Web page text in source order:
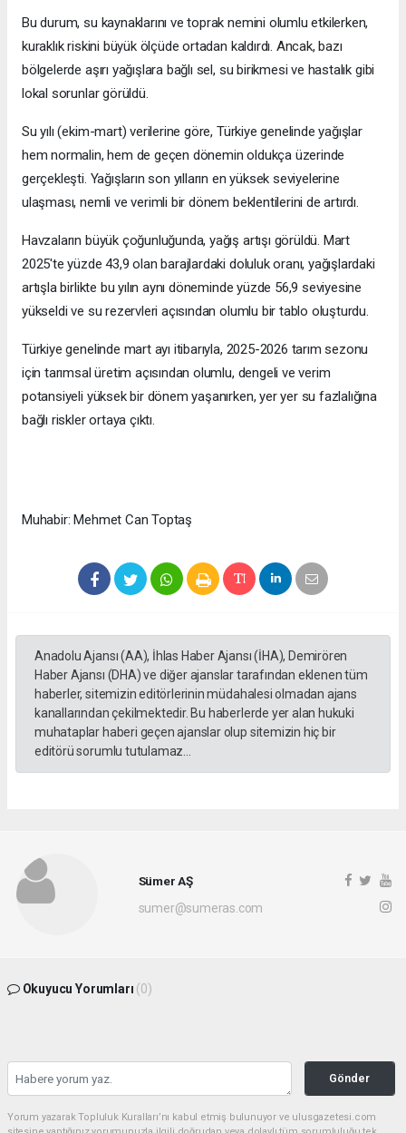
Bu durum, su kaynaklarını ve toprak nemini olumlu etkilerken,
kuraklık riskini büyük ölçüde ortadan kaldırdı. Ancak, bazı
bölgelerde aşırı yağışlara bağlı sel, su birikmesi ve hastalık gibi
lokal sorunlar görüldü.
Su yılı (ekim-mart) verilerine göre, Türkiye genelinde yağışlar
hem normalin, hem de geçen dönemin oldukça üzerinde
gerçekleşti. Yağışların son yılların en yüksek seviyelerine
ulaşması, nemli ve verimli bir dönem beklentilerini de artırdı.
Havzaların büyük çoğunluğunda, yağış artışı görüldü. Mart
2025'te yüzde 43,9 olan barajlardaki doluluk oranı, yağışlardaki
artışla birlikte bu yılın aynı döneminde yüzde 56,9 seviyesine
yükseldi ve su rezervleri açısından olumlu bir tablo oluşturdu.
Türkiye genelinde mart ayı itibarıyla, 2025-2026 tarım sezonu
için tarımsal üretim açısından olumlu, dengeli ve verim
potansiyeli yüksek bir dönem yaşanırken, yer yer su fazlalığına
bağlı riskler ortaya çıktı.
Muhabir: Mehmet Can Toptaş
Anadolu Ajansı (AA), İhlas Haber Ajansı (İHA), Demirören
Haber Ajansı (DHA) ve diğer ajanslar tarafından eklenen tüm
haberler, sitemizin editörlerinin müdahalesi olmadan ajans
kanallarından çekilmektedir. Bu haberlerde yer alan hukuki
muhataplar haberi geçen ajanslar olup sitemizin hiç bir
editörü sorumlu tutulamaz...
Sümer AŞ
sumer@sumeras.com
Okuyucu Yorumları (0)
Gönder
Yorum yazarak Topluluk Kuralları’nı kabul etmiş bulunuyor ve ulusgazetesi.com